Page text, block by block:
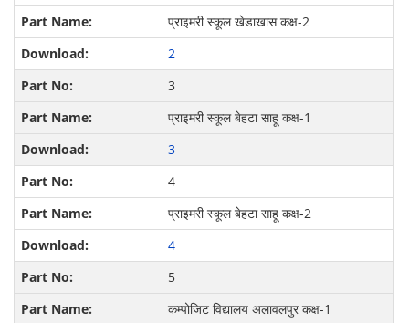
प्राइमरी स्कूल खेडाखास कक्ष-2
2
3
प्राइमरी स्कूल बेहटा साहू कक्ष-1
3
4
प्राइमरी स्कूल बेहटा साहू कक्ष-2
4
5
कम्पोजिट विद्यालय अलावलपुर कक्ष-1